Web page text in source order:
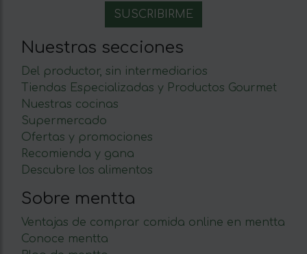
Nuestras secciones
Del productor, sin intermediarios
Tiendas Especializadas y Productos Gourmet
Nuestras cocinas
Supermercado
Ofertas y promociones
Recomienda y gana
Descubre los alimentos
Sobre mentta
Ventajas de comprar comida online en mentta
Conoce mentta